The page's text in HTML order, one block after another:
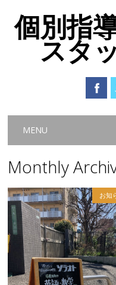
個別指
スタ
Main menu
MENU
Monthly
お知